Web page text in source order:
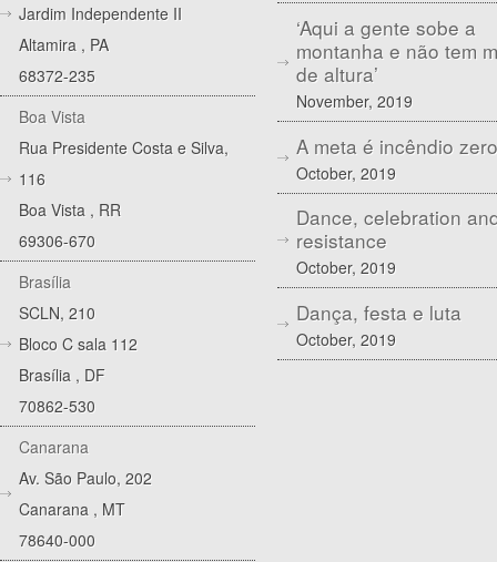
Jardim Independente II
Altamira , PA
68372-235
Boa Vista
Rua Presidente Costa e Silva,
116
Boa Vista , RR
69306-670
Brasília
SCLN, 210
Bloco C sala 112
Brasília , DF
70862-530
Canarana
Av. São Paulo, 202
Canarana , MT
78640-000
‘Aqui a gente sobe a
montanha e não tem
de altura’
November, 2019
A meta é incêndio zero
October, 2019
Dance, celebration
resistance
October, 2019
Dança, festa e luta
October, 2019